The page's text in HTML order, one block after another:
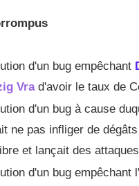
d'un bug empêchant
Vrad'avoir le taux de
d'un bug à cause
ne pas infliger de
et lançait des
d'un bug empêchant